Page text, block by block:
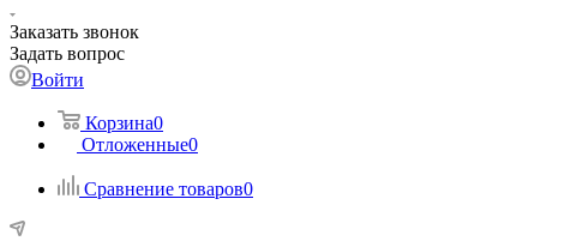
Заказать звонок
Задать вопрос
Войти
Корзина0
Отложенные0
Сравнение товаров0